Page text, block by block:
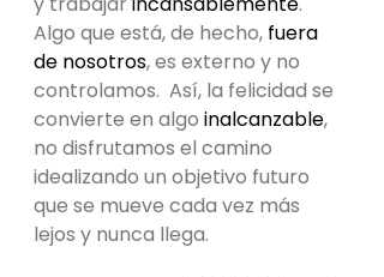
Algo que está, de hecho, fuera
de nosotros, es externo y no
controlamos.  Así, la felicidad se
convierte en algo inalcanzable,
no disfrutamos el camino
idealizando un objetivo futuro
que se mueve cada vez más
lejos y nunca llega.